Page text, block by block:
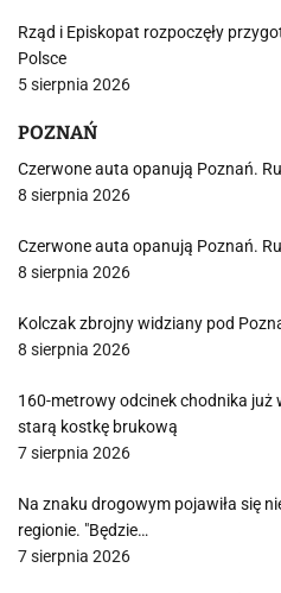
Rząd i Episkopat rozpoczęły
Polsce
5 sierpnia 2026
POZNAŃ
Czerwone auta opanują Poznań.
8 sierpnia 2026
Czerwone auta opanują Poznań.
8 sierpnia 2026
Kolczak zbrojny widziany pod
8 sierpnia 2026
160-metrowy odcinek chodnika
starą kostkę brukową
7 sierpnia 2026
Na znaku drogowym pojawiła się
regionie. "Będzie…
7 sierpnia 2026